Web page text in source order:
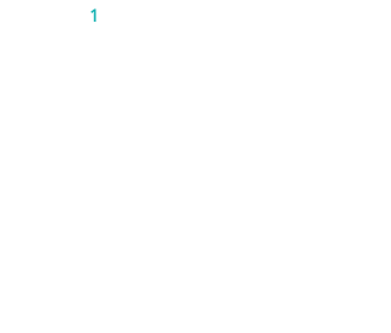
סלקום מעודדת ותומכת בהעסקת עובדים עם מוגבלויות.
1